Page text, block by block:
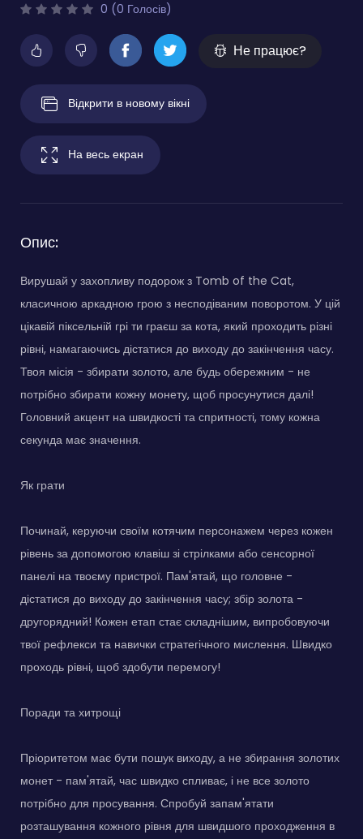
0 (0 Голосів)
Не працює?
Відкрити в новому вікні
На весь екран
Опис:
Вирушай у захопливу подорож з Tomb of the Cat,
класичною аркадною грою з несподіваним поворотом. У цій
цікавій піксельній грі ти граєш за кота, який проходить різні
рівні, намагаючись дістатися до виходу до закінчення часу.
Твоя місія - збирати золото, але будь обережним - не
потрібно збирати кожну монету, щоб просунутися далі!
Головний акцент на швидкості та спритності, тому кожна
секунда має значення.
Як грати
Починай, керуючи своїм котячим персонажем через кожен
рівень за допомогою клавіш зі стрілками або сенсорної
панелі на твоєму пристрої. Пам'ятай, що головне -
дістатися до виходу до закінчення часу; збір золота -
другорядний! Кожен етап стає складнішим, випробовуючи
твої рефлекси та навички стратегічного мислення. Швидко
проходь рівні, щоб здобути перемогу!
Поради та хитрощі
Пріоритетом має бути пошук виходу, а не збирання золотих
монет - пам'ятай, час швидко спливає, і не все золото
потрібно для просування. Спробуй запам'ятати
розташування кожного рівня для швидшого проходження в